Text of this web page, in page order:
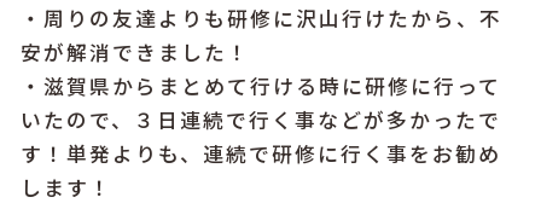
・周りの友達よりも研修に沢山行けたから、不
安が解消できました！
・滋賀県からまとめて行ける時に研修に行って
いたので、３日連続で行く事などが多かったで
す！単発よりも、連続で研修に行く事をお勧め
します！